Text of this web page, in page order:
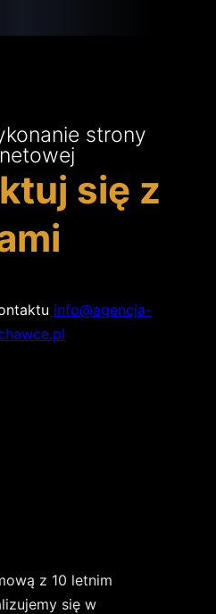
strony
się z
info@agencja-
z 10 letnim
się w